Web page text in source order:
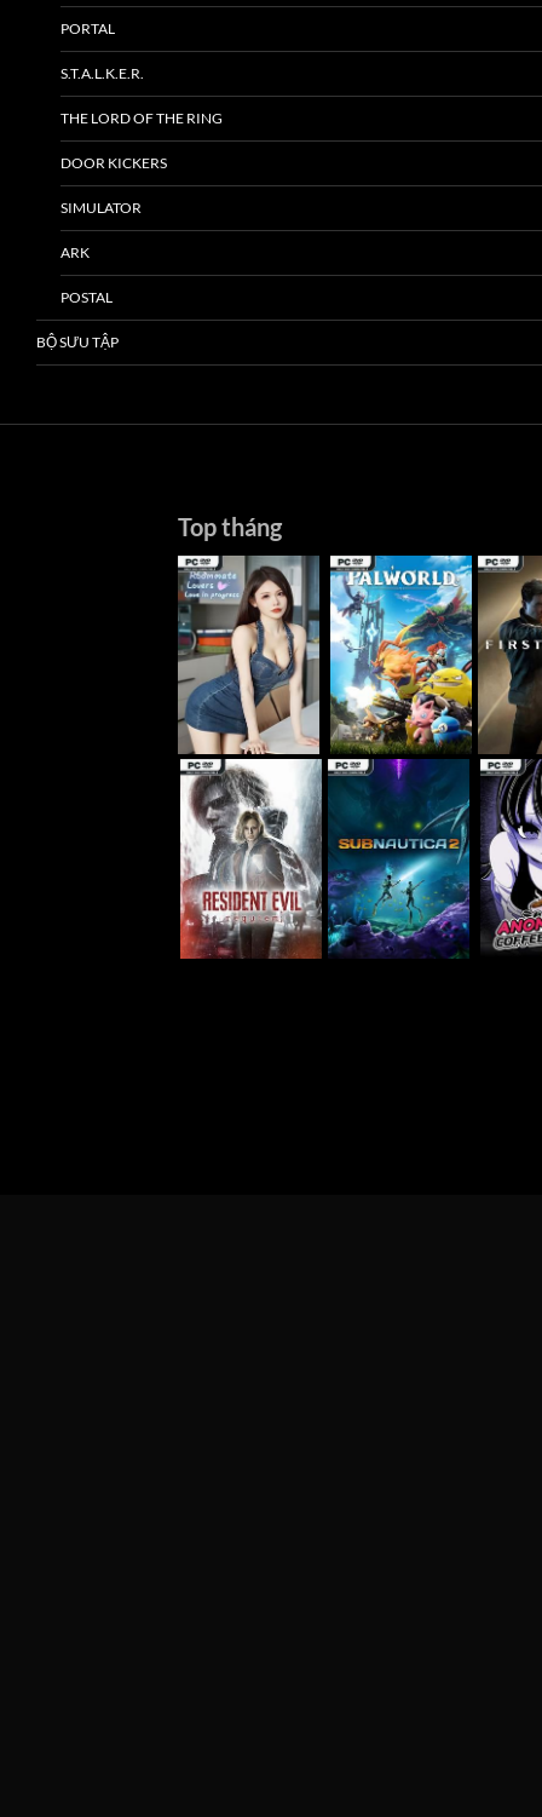
PORTAL
S.T.A.L.K.E.R.
THE LORD OF THE RING
DOOR KICKERS
SIMULATOR
ARK
POSTAL
BỘ SƯU TẬP
Top tháng